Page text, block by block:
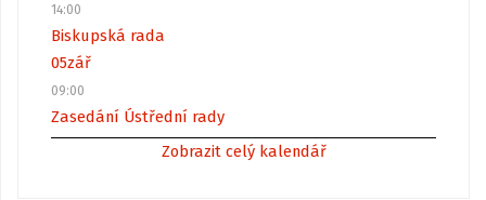
14:00
Biskupská rada
05zář
09:00
Zasedání Ústřední rady
Zobrazit celý kalendář